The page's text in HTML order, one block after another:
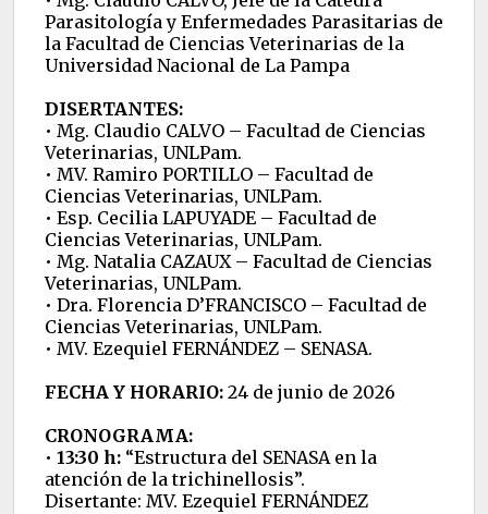
Parasitología y Enfermedades Parasitarias de
la Facultad de Ciencias Veterinarias de la
Universidad Nacional de La Pampa
DISERTANTES:
• Mg. Claudio CALVO – Facultad de Ciencias
Veterinarias, UNLPam.
• MV. Ramiro PORTILLO – Facultad de
Ciencias Veterinarias, UNLPam.
• Esp. Cecilia LAPUYADE – Facultad de
Ciencias Veterinarias, UNLPam.
• Mg. Natalia CAZAUX – Facultad de Ciencias
Veterinarias, UNLPam.
• Dra. Florencia D’FRANCISCO – Facultad de
Ciencias Veterinarias, UNLPam.
• MV. Ezequiel FERNÁNDEZ – SENASA.
FECHA Y HORARIO: 24 de junio de 2026
CRONOGRAMA:
• 13:30 h: “Estructura del SENASA en la
atención de la trichinellosis”.
Disertante: MV. Ezequiel FERNÁNDEZ